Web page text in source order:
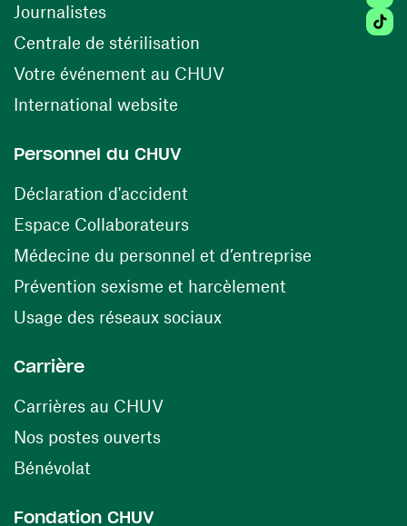
Journalistes
Centrale de stérilisation (ouvre une nouvelle
Votre événement au CHUV(ouvre une nouvelle
International website
Personnel du CHUV
Déclaration d'accident
Espace Collaborateurs(ouvre une nouvelle fenêtre)
Médecine du personnel et d’entreprise
Prévention sexisme et harcèlement
Usage des réseaux sociaux(ouvre une nouvelle
Carrière
Carrières au CHUV(ouvre une nouvelle fenêtre)
Nos postes ouverts(ouvre une nouvelle fenêtre)
Bénévolat
Fondation CHUV